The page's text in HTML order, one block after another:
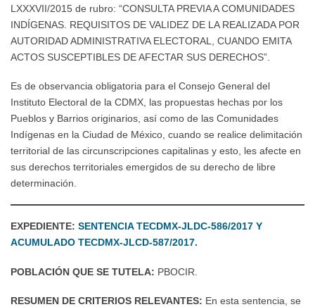
LXXXVII/2015 de rubro: “CONSULTA PREVIA A COMUNIDADES
INDÍGENAS. REQUISITOS DE VALIDEZ DE LA REALIZADA POR
AUTORIDAD ADMINISTRATIVA ELECTORAL, CUANDO EMITA
ACTOS SUSCEPTIBLES DE AFECTAR SUS DERECHOS”.
Es de observancia obligatoria para el Consejo General del
Instituto Electoral de la CDMX, las propuestas hechas por los
Pueblos y Barrios originarios, así como de las Comunidades
Indígenas en la Ciudad de México, cuando se realice delimitación
territorial de las circunscripciones capitalinas y esto, les afecte en
sus derechos territoriales emergidos de su derecho de libre
determinación.
EXPEDIENTE: SENTENCIA TECDMX-JLDC-586/2017 Y
ACUMULADO TECDMX-JLCD-587/2017.
POBLACIÓN QUE SE TUTELA: PBOCIR.
RESUMEN DE CRITERIOS RELEVANTES: En esta sentencia, se